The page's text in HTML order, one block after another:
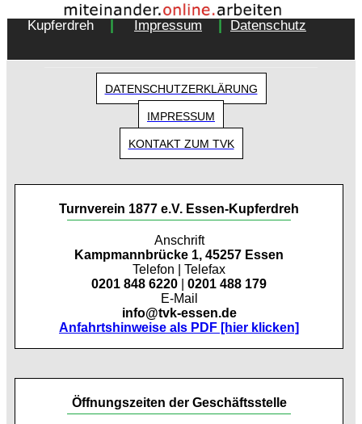
Copyright 2018 - Turnverein 1877 e.V. Essen-
Kupferdreh
Impressum Datenschutz
DATENSCHUTZERKLÄRUNG
IMPRESSUM
KONTAKT ZUM TVK
Turnverein 1877 e.V. Essen-Kupferdreh
Anschrift
Kampmannbrücke 1, 45257 Essen
Telefon | Telefax
0201 848 6220
0201 488 179
E-Mail
info@tvk-essen.de
Anfahrtshinweise als PDF [hier klicken]
Öffnungszeiten der Geschäftsstelle